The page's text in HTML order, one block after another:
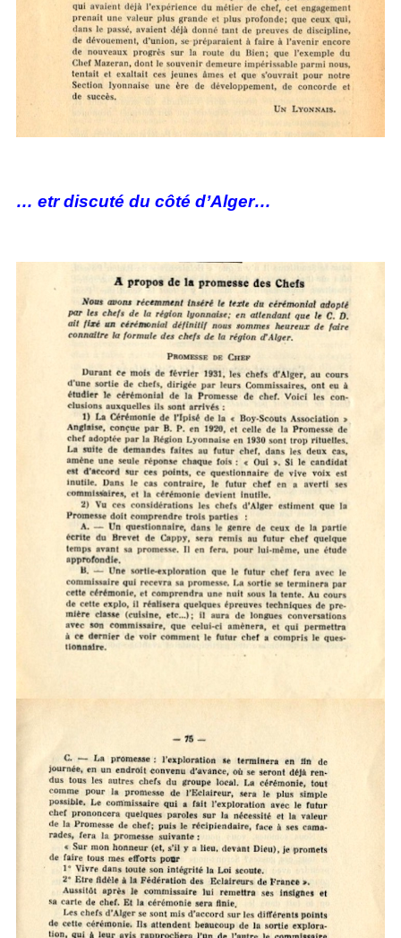
… etr discuté du côté d’Alger…